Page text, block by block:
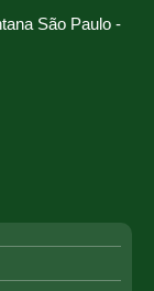
São Paulo -